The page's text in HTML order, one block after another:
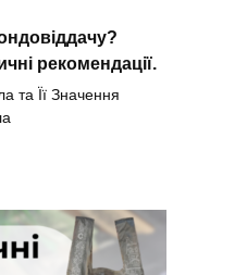
рекомендації.
та Її Значення